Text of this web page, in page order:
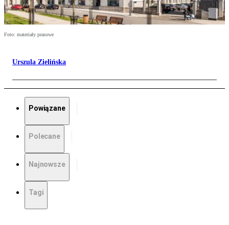
Foto: materiały prasowe
Urszula Zielińska
Powiązane
Polecane
Najnowsze
Tagi